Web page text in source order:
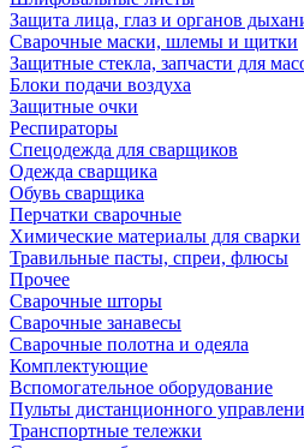
Защита лица, глаз и органов
Сварочные маски, шлемы и щитки
Защитные стекла, запчасти для
Блоки подачи воздуха
Защитные очки
Респираторы
Спецодежда для сварщиков
Одежда сварщика
Обувь сварщика
Перчатки сварочные
Химические материалы для сварки
Травильные пасты, спреи, флюсы
Прочее
Сварочные шторы
Сварочные занавесы
Сварочные полотна и одеяла
Комплектующие
Вспомогательное оборудование
Пульты дистанционного
Транспортные тележки